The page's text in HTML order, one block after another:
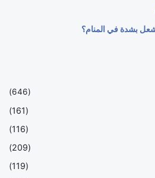
(646)
(161)
(116)
(209)
(119)